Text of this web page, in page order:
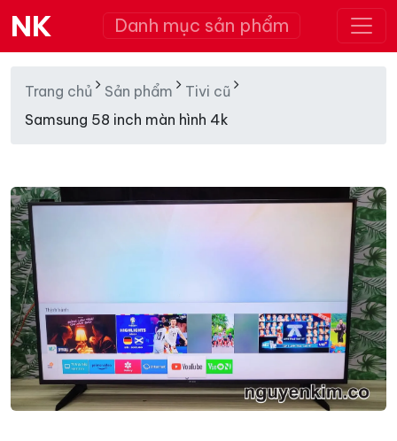
NK Danh mục sản phẩm
Trang chủ Sản phẩm
Tivi cũ
Samsung 58 inch màn hình 4k